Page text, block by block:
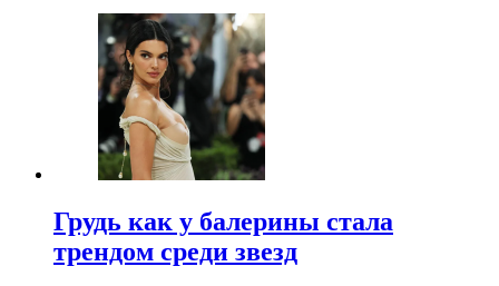
Грудь как у балерины стала
трендом среди звезд